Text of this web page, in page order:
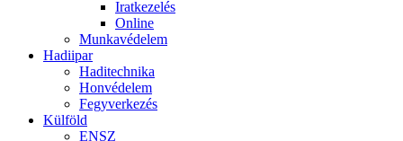
Iratkezelés
Online
Munkavédelem
Hadiipar
Haditechnika
Honvédelem
Fegyverkezés
Külföld
ENSZ